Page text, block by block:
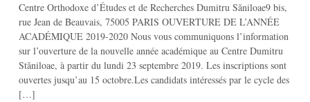
Centre Orthodoxe d’Études et de Recherches Dumitru Săniloae9 bis,
rue Jean de Beauvais, 75005 PARIS OUVERTURE DE L’ANNÉE
ACADÉMIQUE 2019-2020 Nous vous communiquons l’information
sur l’ouverture de la nouvelle année académique au Centre Dumitru
Stăniloae, à partir du lundi 23 septembre 2019. Les inscriptions sont
ouvertes jusqu’au 15 octobre.Les candidats intéressés par le cycle des
[…]